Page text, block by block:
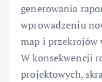
generowania
wprowadzeniu
map i przekrojów
W konsekwencji
projektowych,